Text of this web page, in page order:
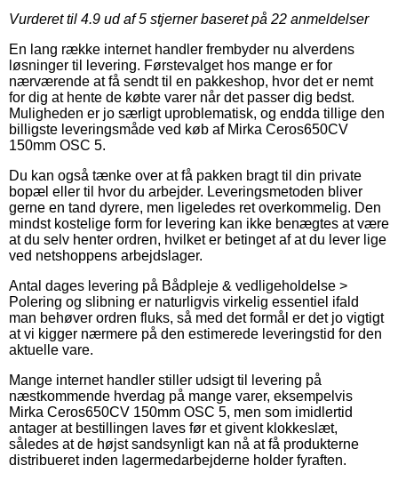
Vurderet til 4.9 ud af 5 stjerner baseret på 22 anmeldelser
En lang række internet handler frembyder nu alverdens
løsninger til levering. Førstevalget hos mange er for
nærværende at få sendt til en pakkeshop, hvor det er nemt
for dig at hente de købte varer når det passer dig bedst.
Muligheden er jo særligt uproblematisk, og endda tillige den
billigste leveringsmåde ved køb af Mirka Ceros650CV
150mm OSC 5.
Du kan også tænke over at få pakken bragt til din private
bopæl eller til hvor du arbejder. Leveringsmetoden bliver
gerne en tand dyrere, men ligeledes ret overkommelig. Den
mindst kostelige form for levering kan ikke benægtes at være
at du selv henter ordren, hvilket er betinget af at du lever lige
ved netshoppens arbejdslager.
Antal dages levering på Bådpleje & vedligeholdelse >
Polering og slibning er naturligvis virkelig essentiel ifald
man behøver ordren fluks, så med det formål er det jo vigtigt
at vi kigger nærmere på den estimerede leveringstid for den
aktuelle vare.
Mange internet handler stiller udsigt til levering på
næstkommende hverdag på mange varer, eksempelvis
Mirka Ceros650CV 150mm OSC 5, men som imidlertid
antager at bestillingen laves før et givent klokkeslæt,
således at de højst sandsynligt kan nå at få produkterne
distribueret inden lagermedarbejderne holder fyraften.